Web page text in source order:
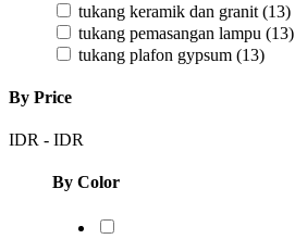
tukang keramik dan granit (13)
tukang pemasangan lampu (13)
tukang plafon gypsum (13)
By Price
IDR - IDR
By Color